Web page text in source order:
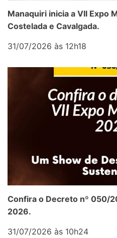
Manaquiri inicia a VII Expo
Costelada e Cavalgada.
31/07/2026 às 12h18
Confira o Decreto nº 050/
2026.
31/07/2026 às 10h24